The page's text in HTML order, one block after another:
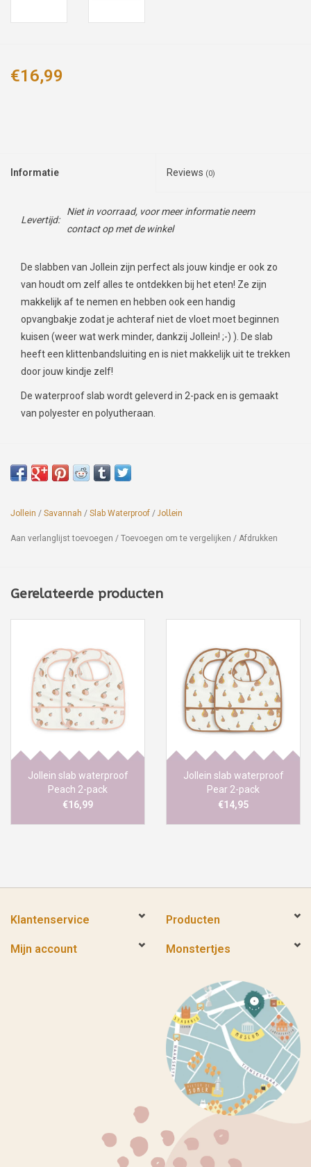
€16,99
Informatie Reviews (0)
Levertijd:
Niet in voorraad, voor meer informatie neem
contact op met de winkel
De slabben van Jollein zijn perfect als jouw kindje er ook zo
van houdt om zelf alles te ontdekken bij het eten! Ze zijn
makkelijk af te nemen en hebben ook een handig
opvangbakje zodat je achteraf niet de vloet moet beginnen
kuisen (weer wat werk minder, dankzij Jollein! ;-) ). De slab
heeft een klittenbandsluiting en is niet makkelijk uit te trekken
door jouw kindje zelf!
De waterproof slab wordt geleverd in 2-pack en is gemaakt
van polyester en polyutheraan.
Jollein / Savannah / Slab Waterproof / Jollein
Aan verlanglijst toevoegen / Toevoegen om te vergelijken / Afdrukken
Gerelateerde producten
Jollein slab waterproof
Peach 2-pack
€16,99
Jollein slab waterproof
Pear 2-pack
€14,95
Klantenservice Producten
Mijn account Monstertjes